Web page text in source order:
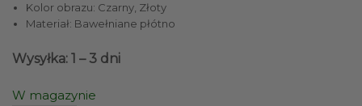
Kolor obrazu: Czarny, Złoty
Materiał: Bawełniane płótno
Wysyłka: 1 – 3 dni
W magazynie